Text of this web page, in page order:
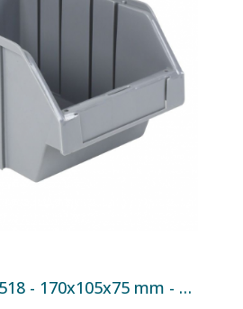
Bac à bec 5180518 - 170x105x75 mm - 1 L Gris